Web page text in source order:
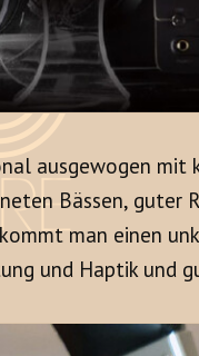
ausgewogen mit
Bässen, guter
man einen
und Haptik und